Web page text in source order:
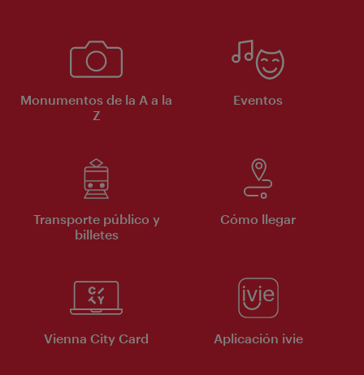
Monumentos de la A a la
Z
Eventos
Transporte público y
billetes
Cómo llegar
Vienna City Card Aplicación ivie